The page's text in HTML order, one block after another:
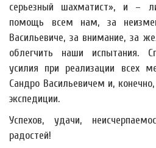
серьезный шахматист», и –
помощь всем нам, за
Васильевиче, за внимание, за
облегчить наши испытания.
усилия при реализации всех
Сандро Васильевичем и,
экспедиции.
Успехов, удачи,
радостей!